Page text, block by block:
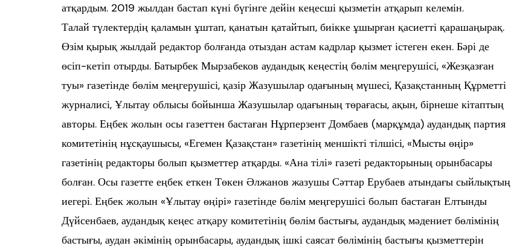
атқардым. 2019 жылдан бастап күні бүгінге дейін кеңесші қызметін атқарып келемін.
Талай түлектердің қаламын ұштап, қанатын қатайтып, биікке ұшырған қасиетті қарашаңырақ.
Өзім қырық жылдай редактор болғанда отыздан астам кадрлар қызмет істеген екен. Бәрі де
өсіп-кетіп отырды. Батырбек Мырзабеков аудандық кеңестің бөлім меңгерушісі, «Жезқазған
туы» газетінде бөлім меңгерушісі, қазір Жазушылар одағының мүшесі, Қазақстанның Құрметті
журналисі, Ұлытау облысы бойынша Жазушылар одағының төрағасы, ақын, бірнеше кітаптың
авторы. Еңбек жолын осы газеттен бастаған Нұрперзент Домбаев (марқұмда) аудандық партия
комитетінің нұсқаушысы, «Егемен Қазақстан» газетінің меншікті тілшісі, «Мысты өңір»
газетінің редакторы болып қызметтер атқарды. «Ана тілі» газеті редакторының орынбасары
болған. Осы газетте еңбек еткен Төкен Әлжанов жазушы Сәттар Ерубаев атындағы сыйлықтың
иегері. Еңбек жолын «Ұлытау өңірі» газетінде бөлім меңгерушісі болып бастаған Елтынды
Дүйсенбаев, аудандық кеңес атқару комитетінің бөлім бастығы, аудандық мәдениет бөлімінің
бастығы, аудан әкімінің орынбасары, аудандық ішкі саясат бөлімінің бастығы қызметтерін